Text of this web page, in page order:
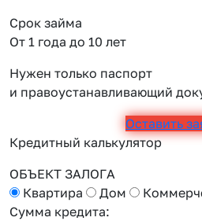
Срок займа
От 1 года до 10 лет
Нужен только паспорт
и правоустанавливающий
Оставить
Кредитный калькулятор
ОБЪЕКТ ЗАЛОГА
Квартира
Дом
Сумма кредита: